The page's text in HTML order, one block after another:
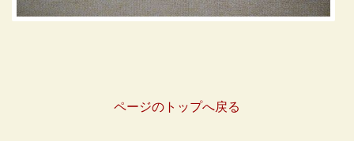
ページのトップへ戻る